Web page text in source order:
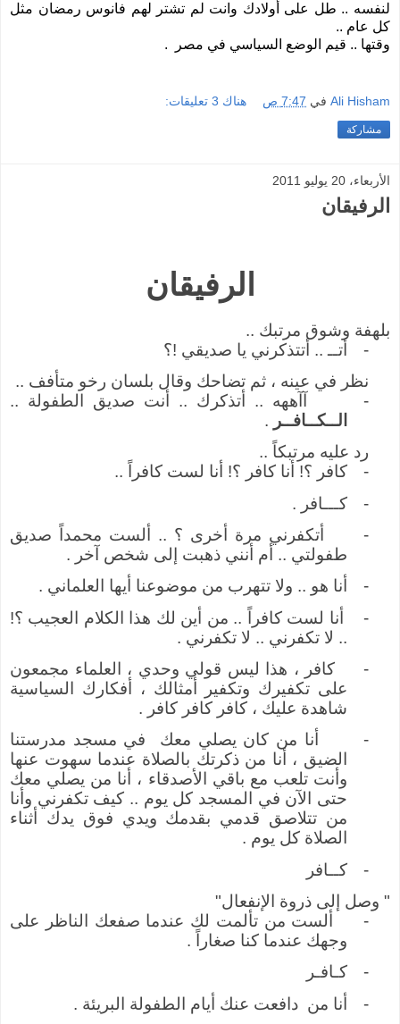
لنفسه .. طل على أولادك وانت لم تشتر لهم فانوس رمضان مثل
كل عام ..
وقتها .. قيم الوضع السياسي في مصر
.
Ali Hisham في 7:47 ص هناك 3 تعليقات:
مشاركة
الأربعاء، 20 يوليو 2011
الرفيقان
الرفيقان
بلهفة وشوق مرتبك ..
-
أتــ .. أتتذكرني يا صديقي !؟
نظر في عينه ، ثم تضاحك وقال بلسان رخو متأفف ..
-
آآههه .. أتذكرك .. أنت صديق الطفولة ..
الــكــافــر .
رد عليه مرتبكاً ..
-
كافر ؟! أنا كافر ؟! أنا لست كافراً ..
-
كـــافر .
-
أتكفرني مرة أخرى ؟ .. ألست محمداً صديق
طفولتي .. أم أنني ذهبت إلى شخص آخر .
-
أنا هو .. ولا تتهرب من موضوعنا أيها العلماني .
-
أنا لست كافراً .. من أين لك هذا الكلام العجيب ؟!
.. لا تكفرني .. لا تكفرني .
-
كافر ، هذا ليس قولي وحدي ، العلماء مجمعون
على تكفيرك وتكفير أمثالك ، أفكارك السياسية
شاهدة عليك ، كافر كافر كافر .
-
أنا من كان يصلي معك
في مسجد مدرستنا
الضيق ، أنا من ذكرتك بالصلاة عندما سهوت عنها
وأنت تلعب مع باقي الأصدقاء ، أنا من يصلي معك
حتى الآن في المسجد كل يوم .. كيف تكفرني وأنا
من تتلاصق قدمي بقدمك ويدي فوق يدك أثناء
الصلاة كل يوم .
-
كــافر
" وصل إلى ذروة الإنفعال"
-
ألست من تألمت لك عندما صفعك الناظر على
وجهك عندما كنا صغاراً .
-
كـافـر
-
أنا من دافعت عنك أيام الطفولة البريئة .